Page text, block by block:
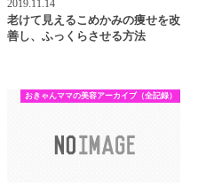
2019.11.14
老けて見えるこめかみの痩せを改
善し、ふっくらさせる方法
おきゃんママの美容アーカイブ（全記録）